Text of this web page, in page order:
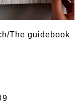
The guidebook